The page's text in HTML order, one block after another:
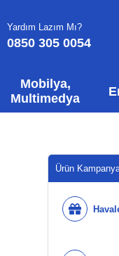
Yardım Lazım Mı?
0850 305 0054
Mobilya,
Multimedya
Ürün